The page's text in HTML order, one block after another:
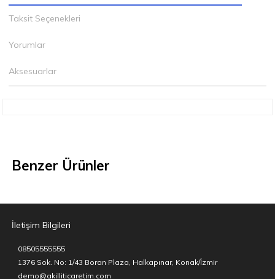
Taksit Seçenekleri
Yorumlar
Aksesuarlar
Benzer Ürünler
İletişim Bilgileri
08505555555
1376 Sok. No: 1/43 Boran Plaza, Halkapınar, Konak/İzmir
demo@akilliticaretim.com